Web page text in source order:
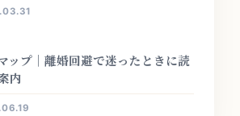
ップ｜離婚回避で迷ったときに読
内